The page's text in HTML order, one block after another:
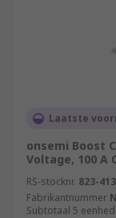
Laatste
onsemi Boost
Voltage, 100 A
RS-stocknr. 823-
Fabrikantnummer
Subtotaal 5